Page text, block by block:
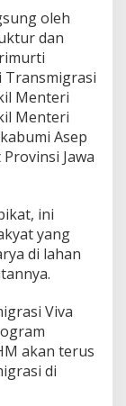
oleh
dan
Transmigrasi
Menteri
Menteri
Asep
Jawa
ini
yang
di lahan
Viva
akan terus
di